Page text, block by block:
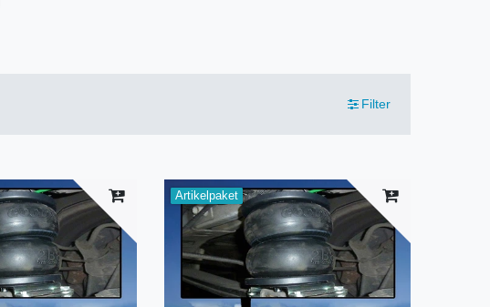
Filter
Artikelpaket